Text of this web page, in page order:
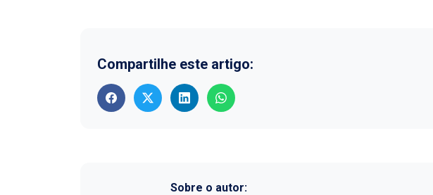
Compartilhe este artigo:
Sobre o autor: